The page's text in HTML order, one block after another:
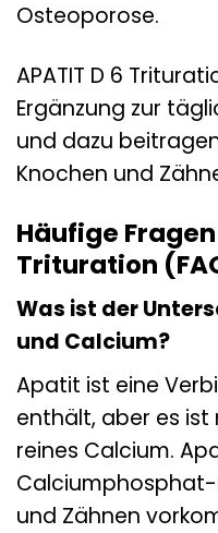
Osteoporose.
APATIT D 6
Ergänzung zur
und dazu
Knochen und
Häufige Fragen
Trituration
Was ist der
und Calcium?
Apatit ist eine
enthält, aber es
reines Calcium.
Calciumphosphat-
und Zähnen